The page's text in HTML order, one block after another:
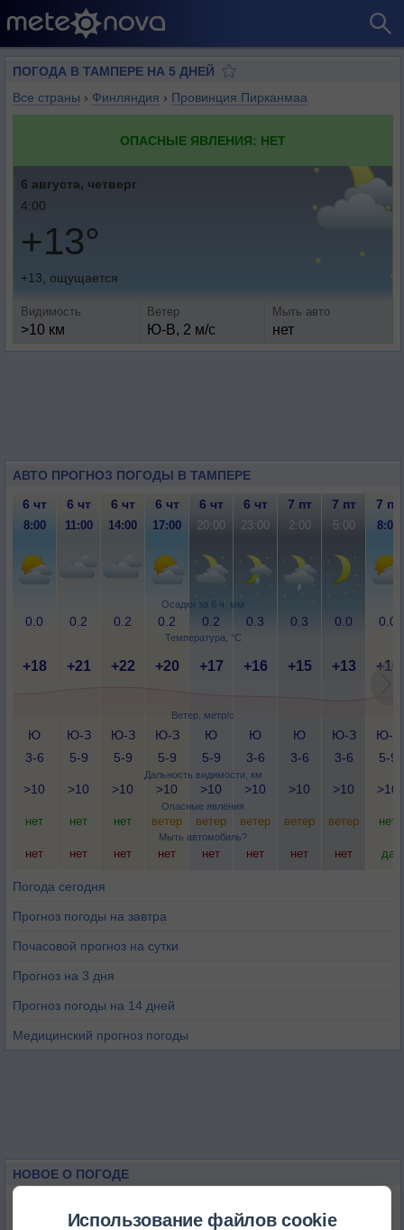
ПОГОДА В ТАМПЕРЕ НА 5 ДНЕЙ
Все страны › Финляндия › Провинция Пирканмаа
ОПАСНЫЕ ЯВЛЕНИЯ: НЕТ
6 августа, четверг
4:00
+13°
+13, ощущается
Видимость
>10 км
Ветер
Ю-В, 2 м/с
Мыть авто
нет
АВТО ПРОГНОЗ ПОГОДЫ В ТАМПЕРЕ
Осадки за 6 ч, мм
Температура, °C
Ветер, метр/с
Дальность видимости, км
Опасные явления
Мыть автомобиль?
6 чт 6 чт 6 чт 6 чт 6 чт 6 чт 7 пт 7 пт 7 пт
8:00 11:00 14:00 17:00 20:00 23:00 2:00 5:00 8:00
0.0 0.2 0.2 0.2 0.2 0.3 0.3 0.0 0.0
+18 +21 +22 +20 +17 +16 +15 +13 +16
Ю
3-6
Ю-З
5-9
Ю-З
5-9
Ю-З
5-9
Ю
5-9
Ю
3-6
Ю
3-6
Ю-З
3-6
Ю-З
5-9
>10 >10 >10 >10 >10 >10 >10 >10 >10
нет нет нет ветер ветер ветер ветер ветер нет
нет нет нет нет нет нет нет нет да
Погода сегодня
Прогноз погоды на завтра
Почасовой прогноз на сутки
Прогноз на 3 дня
Прогноз погоды на 14 дней
Медицинский прогноз погоды
НОВОЕ О ПОГОДЕ
+51°
Использование файлов cookie